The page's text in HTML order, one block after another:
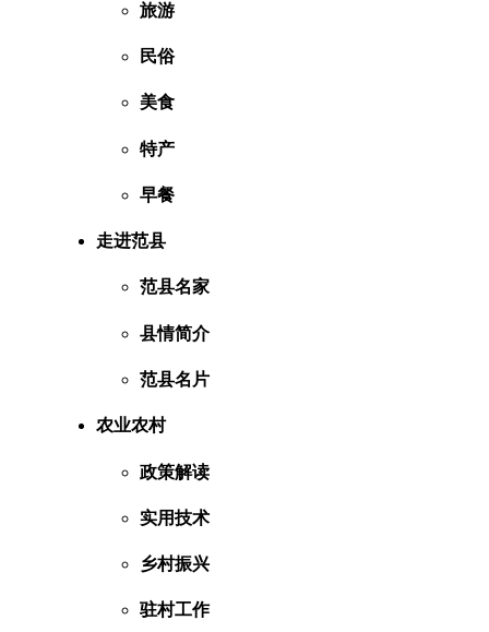
旅游
民俗
美食
特产
早餐
走进范县
范县名家
县情简介
范县名片
农业农村
政策解读
实用技术
乡村振兴
驻村工作